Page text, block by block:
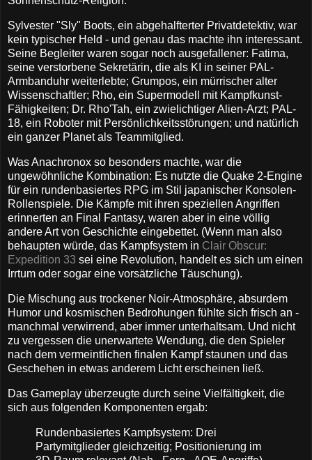
Sylvester "Sly" Boots, ein abgehalfterter Privatdetektiv, war
kein typischer Held - und genau das machte ihn interessant.
Seine Begleiter waren sogar noch ausgefallener: Fatima,
seine verstorbene Sekretärin, die als KI in seiner PAL-
Armbanduhr weiterlebte; Grumpos, ein mürrischer alter
Wissenschaftler; Rho, ein Supermodell mit Kampfkunst-
Fähigkeiten; Dr. Rho'Tah, ein zwielichtiger Alien-Arzt; PAL-
18, ein Roboter mit Persönlichkeitsstörungen; und natürlich
ein ganzer Planet als Teammitglied.
Was Anachronox so besonders machte, war die
ungewöhnliche Kombination: Es nutzte die Quake 2-Engine
für ein rundenbasiertes RPG im Stil japanischer Konsolen-
Rollenspiele. Die Kämpfe mit ihren speziellen Angriffen
erinnerten an Final Fantasy, waren aber in eine völlig
andere Art von Geschichte eingebettet. (Wenn man also
behaupten würde, das Kampfsystem in Clair Obscur:
Expedition 33 sei eine Revolution, handelt es sich um einen
Irrtum oder sogar eine vorsätzliche Täuschung).
Die Mischung aus trockener Noir-Atmosphäre, absurdem
Humor und kosmischen Bedrohungen fühlte sich frisch an -
manchmal verwirrend, aber immer unterhaltsam. Und nicht
zu vergessen die unerwartete Wendung, die den Spieler
nach dem vermeintlichen finalen Kampf staunen und das
Geschehen in etwas anderem Licht erscheinen ließ.
Das Gameplay überzeugte durch seine Vielfältigkeit, die
sich aus folgenden Komponenten ergab:
Rundenbasiertes Kampfsystem: Drei
Partymitglieder gleichzeitig; Positionierung im